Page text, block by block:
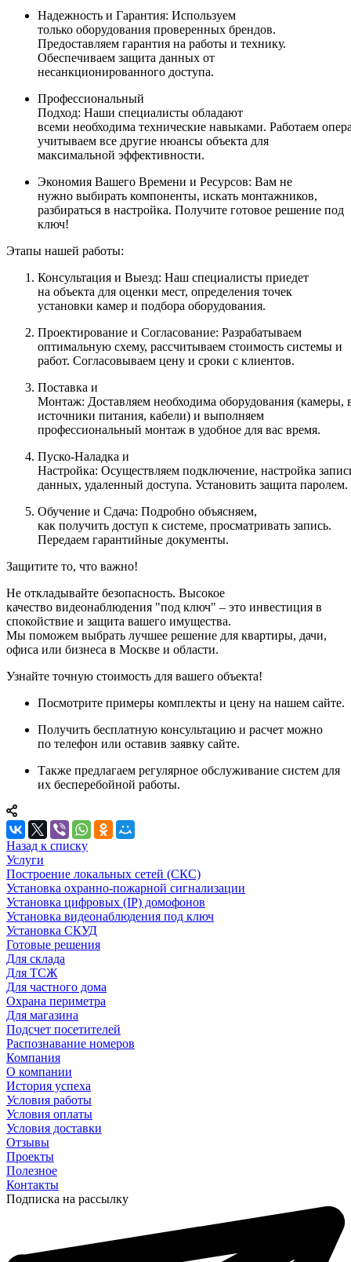
Надежность и Гарантия: Используем
только оборудования проверенных брендов.
Предоставляем гарантия на работы и технику.
Обеспечиваем защита данных от
несанкционированного доступа.
Профессиональный
Подход: Наши специалисты обладают
всеми необходима технические навыками. Работаем
учитываем все другие нюансы объекта для
максимальной эффективности.
Экономия Вашего Времени и Ресурсов: Вам не
нужно выбирать компоненты, искать монтажников,
разбираться в настройка. Получите готовое решение под
ключ!
Этапы нашей работы:
Консультация и Выезд: Наш специалисты приедет
на объекта для оценки мест, определения точек
установки камер и подбора оборудования.
Проектирование и Согласование: Разрабатываем
оптимальную схему, рассчитываем стоимость системы и
работ. Согласовываем цену и сроки с клиентов.
Поставка и
Монтаж: Доставляем необходима оборудования (камеры,
источники питания, кабели) и выполняем
профессиональный монтаж в удобное для вас время.
Пуско-Наладка и
Настройка: Осуществляем подключение, настройка
данных, удаленный доступа. Установить защита паролем.
Обучение и Сдача: Подробно объясняем,
как получить доступ к системе, просматривать запись.
Передаем гарантийные документы.
Защитите то, что важно!
Не откладывайте безопасность. Высокое
качество видеонаблюдения "под ключ" – это инвестиция в
спокойствие и защита вашего имущества.
Мы поможем выбрать лучшее решение для квартиры, дачи,
офиса или бизнеса в Москве и области.
Узнайте точную стоимость для вашего объекта!
Посмотрите примеры комплекты и цену на нашем сайте.
Получить бесплатную консультацию и расчет можно
по телефон или оставив заявку сайте.
Также предлагаем регулярное обслуживание систем для
их бесперебойной работы.
Назад к списку
Услуги
Построение локальных сетей (СКС)
Установка охранно-пожарной сигнализации
Установка цифровых (IP) домофонов
Установка видеонаблюдения под ключ
Установка СКУД
Готовые решения
Для склада
Для ТСЖ
Для частного дома
Охрана периметра
Для магазина
Подсчет посетителей
Распознавание номеров
Компания
О компании
История успеха
Условия работы
Условия оплаты
Условия доставки
Отзывы
Проекты
Полезное
Контакты
Подписка на рассылку